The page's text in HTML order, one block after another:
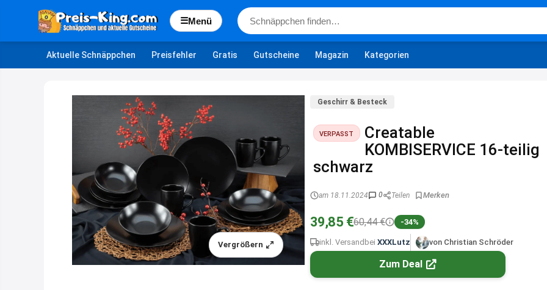
☰Menü
Aktuelle Schnäppchen Preisfehler Gratis Gutscheine Magazin Kategorien
Vergrößern
Geschirr & Besteck
VERPASST
Creatable
KOMBISERVICE 16-teilig
schwarz
am 18.11.2024 0 Teilen
39,85 €60,44 € -34%
inkl. Versand bei XXXLutz von Christian Schröder
Zum Deal